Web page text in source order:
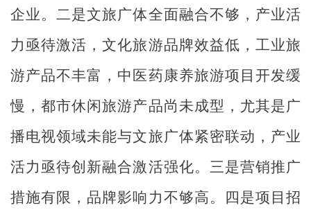
企业。二是文旅广体全面融合不够，产业活
力亟待激活，文化旅游品牌效益低，工业旅
游产品不丰富，中医药康养旅游项目开发缓
慢，都市休闲旅游产品尚未成型，尤其是广
播电视领域未能与文旅广体紧密联动，产业
活力亟待创新融合激活强化。三是营销推广
措施有限，品牌影响力不够高。四是项目招